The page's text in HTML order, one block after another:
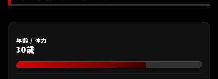
年齢 / 体力
30歳